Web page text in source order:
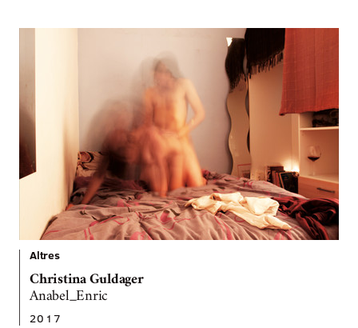
Altres
Christina Guldager
Anabel_Enric
2017